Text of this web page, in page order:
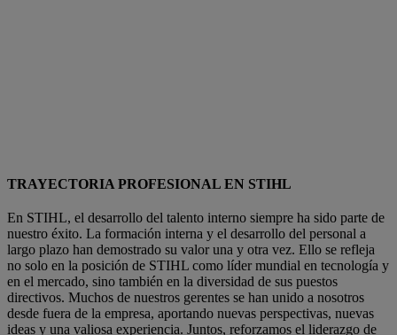
TRAYECTORIA PROFESIONAL EN STIHL
En STIHL, el desarrollo del talento interno siempre ha sido parte de
nuestro éxito. La formación interna y el desarrollo del personal a
largo plazo han demostrado su valor una y otra vez. Ello se refleja
no solo en la posición de STIHL como líder mundial en tecnología y
en el mercado, sino también en la diversidad de sus puestos
directivos. Muchos de nuestros gerentes se han unido a nosotros
desde fuera de la empresa, aportando nuevas perspectivas, nuevas
ideas y una valiosa experiencia. Juntos, reforzamos el liderazgo de